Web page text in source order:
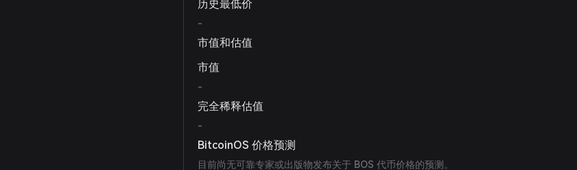
历史最低价
-
市值和估值
市值
-
完全稀释估值
-
BitcoinOS 价格预测
目前尚无可靠专家或出版物发布关于 BOS 代币价格的预测。